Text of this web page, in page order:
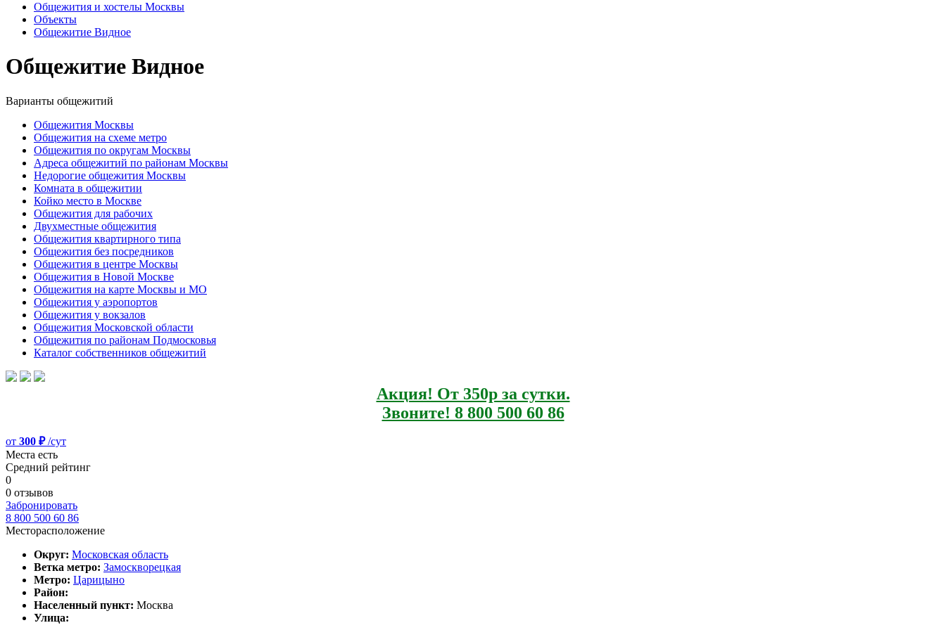
Общежития и хостелы Москвы
Объекты
Общежитие Видное
Общежитие Видное
Варианты общежитий
Общежития Москвы
Общежития на схеме метро
Общежития по округам Москвы
Адреса общежитий по районам Москвы
Недорогие общежития Москвы
Комната в общежитии
Койко место в Москве
Общежития для рабочих
Двухместные общежития
Общежития квартирного типа
Общежития без посредников
Общежития в центре Москвы
Общежития в Новой Москве
Общежития на карте Москвы и МО
Общежития у аэропортов
Общежития у вокзалов
Общежития Московской области
Общежития по районам Подмосковья
Каталог собственников общежитий
Акция! От 350р за сутки.
Звоните! 8 800 500 60 86
от 300 ₽/сут
Места есть
Средний рейтинг
0
0 отзывов
Забронировать
8 800 500 60 86
Месторасположение
Округ: Московская область
Ветка метро: Замоскворецкая
Метро: Царицыно
Район:
Населенный пункт: Москва
Улица: